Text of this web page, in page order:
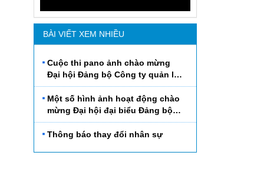
BÀI VIẾT XEM NHIỀU
Cuộc thi pano ảnh chào mừng
Đại hội Đảng bộ Công ty quản lý
Đường sắt Hà Thái lần thứ VI,
nhiệm kỳ 2015 - 2020
Một số hình ảnh hoạt động chào
mừng Đại hội đại biểu Đảng bộ
Công ty QLĐS Hà Thái lần thứ VI
nhiệm kỳ 2015 - 2020
Thông báo thay đổi nhân sự